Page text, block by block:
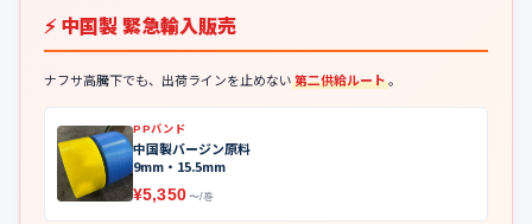
⚡ 中国製 緊急輸入販売
ナフサ高騰下でも、出荷ラインを止めない第二供給ルート。
PPバンド
中国製バージン原料
9mm・15.5mm
¥5,350 〜/巻